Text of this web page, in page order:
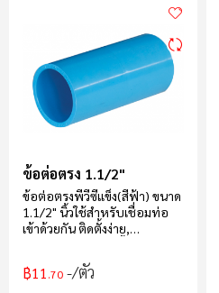
ข้อต่อตรง 1.1/2"
ข้อต่อตรงพีวีซีแข็ง(สีฟ้า) ขนาด
1.1/2" นิ้วใช้สำหรับเชื่อมท่อ
เข้าด้วยกัน ติดตั้งง่าย,
บรรจุ 40 ตัว/กล่อง
฿11 .70 /ตัว